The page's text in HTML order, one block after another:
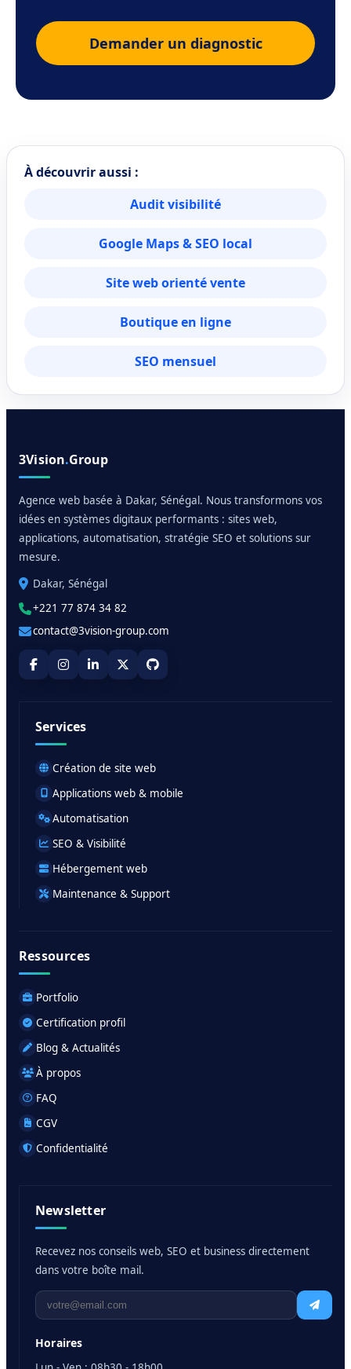
Demander un diagnostic
À découvrir aussi :
Audit visibilité
Google Maps & SEO local
Site web orienté vente
Boutique en ligne
SEO mensuel
3Vision.Group
Agence web basée à Dakar, Sénégal. Nous transformons vos
idées en systèmes digitaux performants : sites web,
applications, automatisation, stratégie SEO et solutions sur
mesure.
Dakar, Sénégal
+221 77 874 34 82
contact@3vision-group.com
Services
Création de site web
Applications web & mobile
Automatisation
SEO & Visibilité
Hébergement web
Maintenance & Support
Ressources
Portfolio
Certification profil
Blog & Actualités
À propos
FAQ
CGV
Confidentialité
Newsletter
Recevez nos conseils web, SEO et business directement
dans votre boîte mail.
Horaires